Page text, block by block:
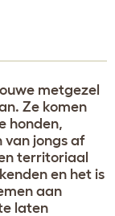
metgezel
Ze komen
honden,
van jongs af
territoriaal
en het is
aan
laten